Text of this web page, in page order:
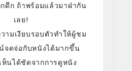
ดึก ถ้าพร้อมแล้วมาฝ่ากัน
เลย!
ามเงียบรอบตัวทำให้ผู้ชม
จดจ่อกับหนังได้มากขึ้น
ห็นได้ชัดจากการดูหนัง